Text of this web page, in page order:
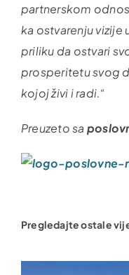
partnerskom
ka ostvarenju vizije
priliku da ostvari
prosperitetu svog
kojoj živi i radi.“
Preuzeto sa
Pregledajte ostale